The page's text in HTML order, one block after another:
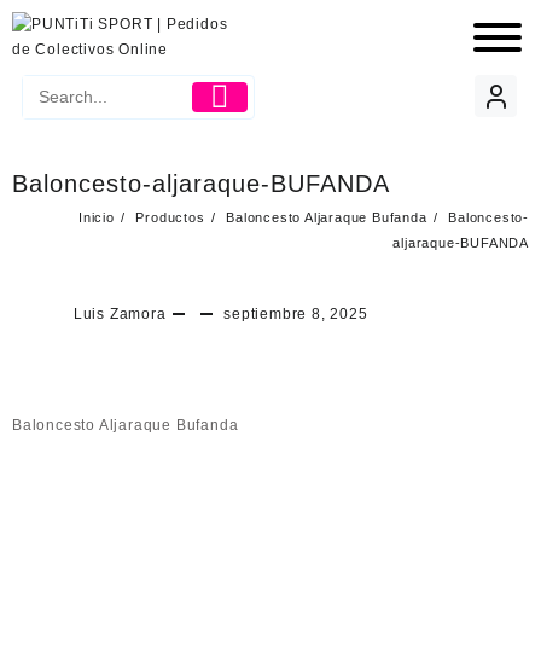
Baloncesto-aljaraque-BUFANDA
Inicio Productos Baloncesto Aljaraque Bufanda
Baloncesto-
aljaraque-BUFANDA
Luis Zamora septiembre 8, 2025
Baloncesto Aljaraque Bufanda